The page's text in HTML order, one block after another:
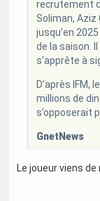
recrutement
Soliman, Aziz
jusqu’en
de la saison.
s’apprête à
D’après IFM,
millions de
s’opposerait
GnetNews
Le joueur viens